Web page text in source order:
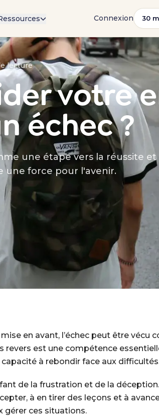
Connexion 30
lecture
votre
échec ?
une étape vers la réussite
une force pour l'avenir.
en avant, l’échec peut être vécu
revers est une compétence
à rebondir face aux
de la frustration et de la déception.
à en tirer des leçons et à
gérer ces situations.